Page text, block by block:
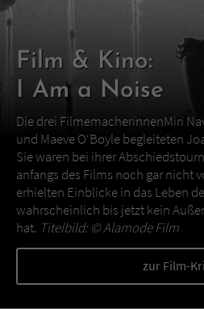
Film & Kino:
I Am a Noise
Die drei FilmemacherinnenMiri
und Maeve O‘Boyle begleiteten
Sie waren bei ihrer
anfangs des Films noch gar nicht
erhielten Einblicke in das Leben
wahrscheinlich bis jetzt kein
hat. Titelbild: ©Alamode Film
zur Film-